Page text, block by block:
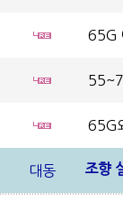
65G
65G
대동 조향